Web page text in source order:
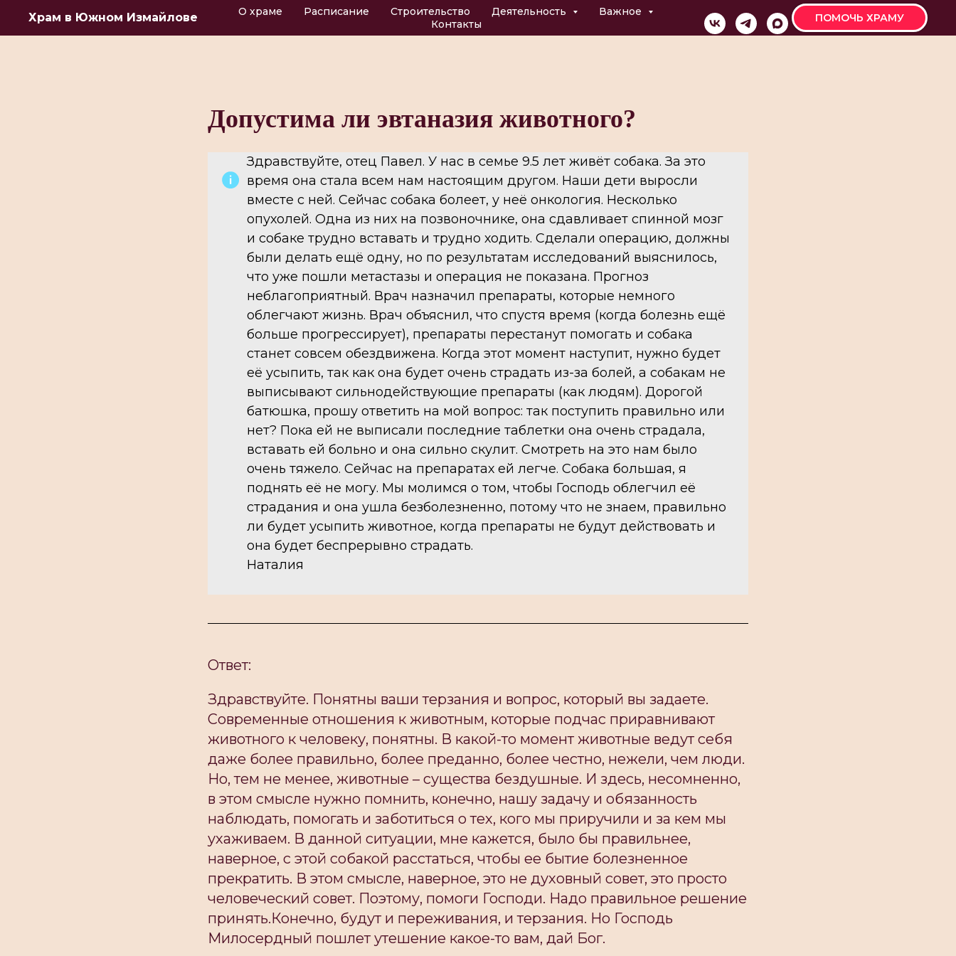
Храм в Южном Измайлове О храме Расписание Строительство Деятельность
Важное
Контакты
ПОМОЧЬ ХРАМУ
Допустима ли эвтаназия животного?
Здравствуйте, отец Павел. У нас в семье 9.5 лет живёт собака. За это
время она стала всем нам настоящим другом. Наши дети выросли
вместе с ней. Сейчас собака болеет, у неё онкология. Несколько
опухолей. Одна из них на позвоночнике, она сдавливает спинной мозг
и собаке трудно вставать и трудно ходить. Сделали операцию, должны
были делать ещё одну, но по результатам исследований выяснилось,
что уже пошли метастазы и операция не показана. Прогноз
неблагоприятный. Врач назначил препараты, которые немного
облегчают жизнь. Врач объяснил, что спустя время (когда болезнь ещё
больше прогрессирует), препараты перестанут помогать и собака
станет совсем обездвижена. Когда этот момент наступит, нужно будет
её усыпить, так как она будет очень страдать из-за болей, а собакам не
выписывают сильнодействующие препараты (как людям). Дорогой
батюшка, прошу ответить на мой вопрос: так поступить правильно или
нет? Пока ей не выписали последние таблетки она очень страдала,
вставать ей больно и она сильно скулит. Смотреть на это нам было
очень тяжело. Сейчас на препаратах ей легче. Собака большая, я
поднять её не могу. Мы молимся о том, чтобы Господь облегчил её
страдания и она ушла безболезненно, потому что не знаем, правильно
ли будет усыпить животное, когда препараты не будут действовать и
она будет беспрерывно страдать.
Наталия
Ответ:
Здравствуйте. Понятны ваши терзания и вопрос, который вы задаете.
Современные отношения к животным, которые подчас приравнивают
животного к человеку, понятны. В какой-то момент животные ведут себя
даже более правильно, более преданно, более честно, нежели, чем люди.
Но, тем не менее, животные – существа бездушные. И здесь, несомненно,
в этом смысле нужно помнить, конечно, нашу задачу и обязанность
наблюдать, помогать и заботиться о тех, кого мы приручили и за кем мы
ухаживаем. В данной ситуации, мне кажется, было бы правильнее,
наверное, с этой собакой расстаться, чтобы ее бытие болезненное
прекратить. В этом смысле, наверное, это не духовный совет, это просто
человеческий совет. Поэтому, помоги Господи. Надо правильное решение
принять.Конечно, будут и переживания, и терзания. Но Господь
Милосердный пошлет утешение какое-то вам, дай Бог.